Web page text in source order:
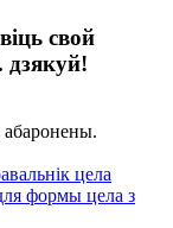
свой
дзякуй!
цела
формы цела з